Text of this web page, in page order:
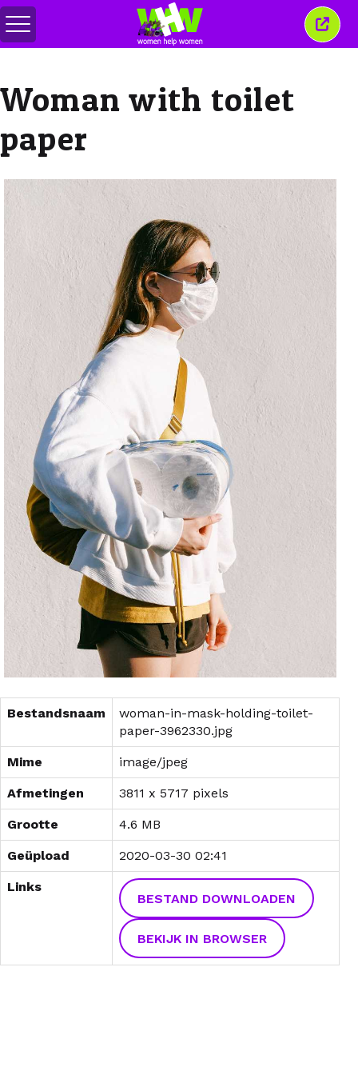
Menu
in-/uitschakelen
Sluit
dit
Woman with toilet
paper
Bestandsnaam
woman-in-mask-holding-toilet-
paper-3962330.jpg
Mime image/jpeg
Afmetingen 3811 x 5717 pixels
Grootte 4.6 MB
Geüpload 2020-03-30 02:41
Links
BESTAND DOWNLOADEN
BEKIJK IN BROWSER